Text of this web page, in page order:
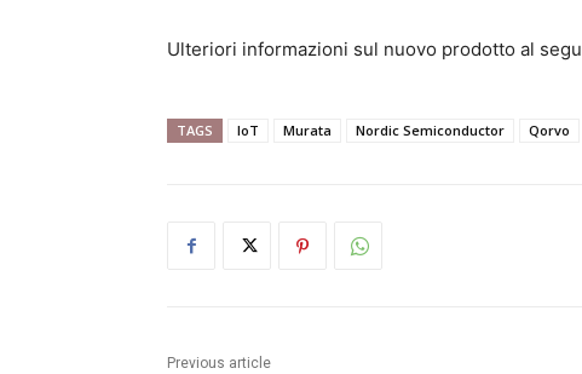
Ulteriori informazioni sul nuovo prodotto al
TAGS IoT Murata Nordic Semiconductor Qorvo
Previous article